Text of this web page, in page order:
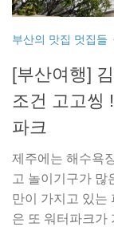
부산의 맛집 멋집들
[부산여행]
조건 고고씽
파크
제주에는 해수욕
고 놀이기구가 많
만이 가지고 있는
은 또 워터파크가